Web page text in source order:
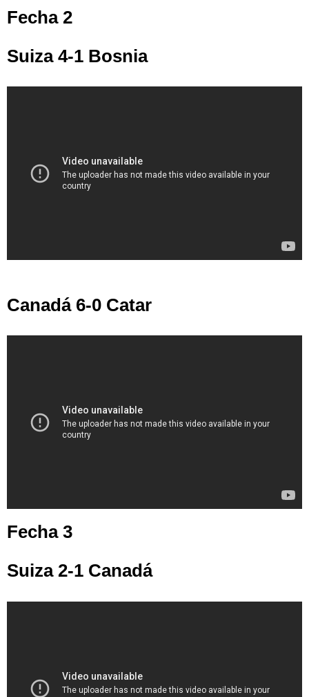
Fecha 2
Suiza 4-1 Bosnia
Canadá 6-0 Catar
Fecha 3
Suiza 2-1 Canadá